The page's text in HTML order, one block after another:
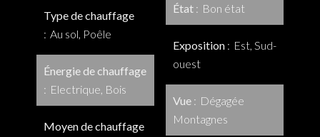
Type de chauffage
Au sol, Poêle
Énergie de chauffage
Electrique, Bois
Moyen de chauffage
État Bon état
Exposition
Est, Sud-
ouest
Vue
Dégagée
Montagnes